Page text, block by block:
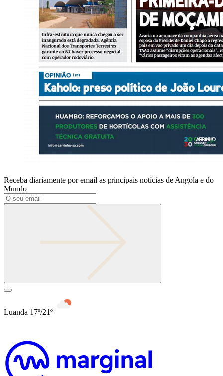
Receba diariamente por email as principais notícias de Angola e do
Mundo
Luanda 17º/21º